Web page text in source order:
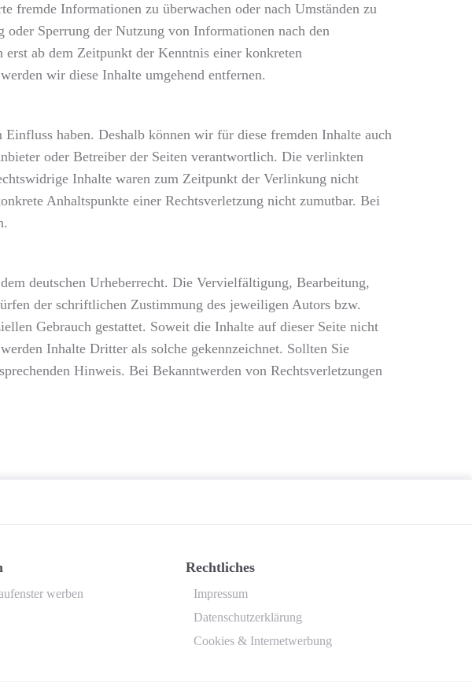
fremde Informationen zu überwachen oder nach Umständen zu
Sperrung der Nutzung von Informationen nach den
ab dem Zeitpunkt der Kenntnis einer konkreten
wir diese Inhalte umgehend entfernen.
haben. Deshalb können wir für diese fremden Inhalte auch
oder Betreiber der Seiten verantwortlich. Die verlinkten
Inhalte waren zum Zeitpunkt der Verlinkung nicht
Anhaltspunkte einer Rechtsverletzung nicht zumutbar. Bei
deutschen Urheberrecht. Die Vervielfältigung, Bearbeitung,
der schriftlichen Zustimmung des jeweiligen Autors bzw.
Gebrauch gestattet. Soweit die Inhalte auf dieser Seite nicht
Inhalte Dritter als solche gekennzeichnet. Sollten Sie
Hinweis. Bei Bekanntwerden von Rechtsverletzungen
werben
Rechtliches
Impressum
Datenschutzerklärung
Cookies & Internetwerbung